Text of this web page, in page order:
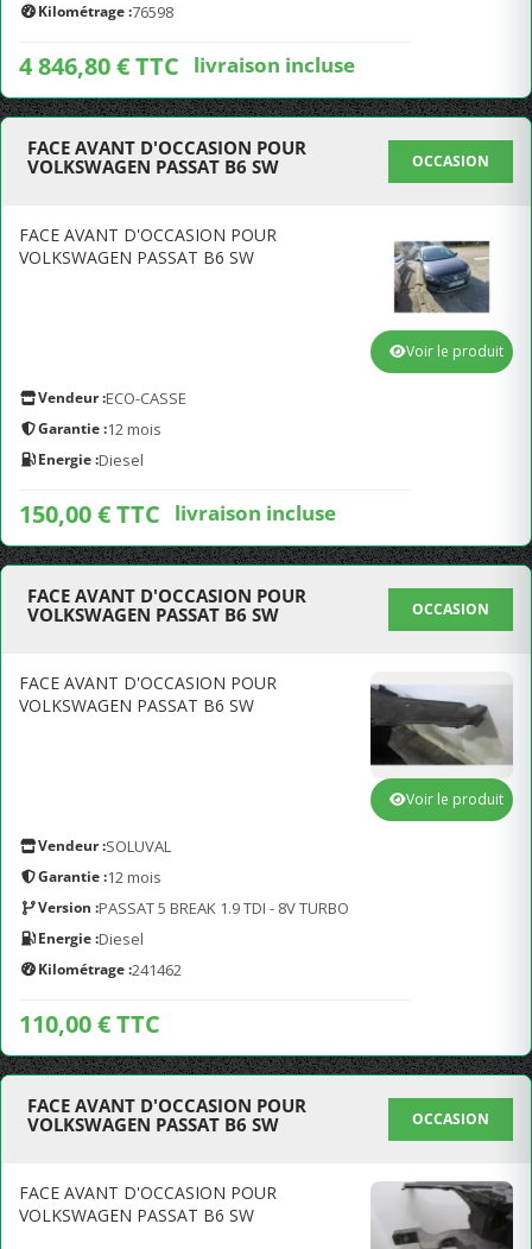
Kilométrage :76598
4 846,80 € TTC livraison incluse
FACE AVANT D'OCCASION POUR
VOLKSWAGEN PASSAT B6 SW
OCCASION
FACE AVANT D'OCCASION POUR
VOLKSWAGEN PASSAT B6 SW
Vendeur :ECO-CASSE
Garantie :12 mois
Energie :Diesel
150,00 € TTC livraison incluse
Voir le produit
FACE AVANT D'OCCASION POUR
VOLKSWAGEN PASSAT B6 SW
OCCASION
FACE AVANT D'OCCASION POUR
VOLKSWAGEN PASSAT B6 SW
Vendeur :SOLUVAL
Garantie :12 mois
Version :PASSAT 5 BREAK 1.9 TDI - 8V TURBO
Energie :Diesel
Kilométrage :241462
110,00 € TTC
Voir le produit
FACE AVANT D'OCCASION POUR
VOLKSWAGEN PASSAT B6 SW
OCCASION
FACE AVANT D'OCCASION POUR
VOLKSWAGEN PASSAT B6 SW